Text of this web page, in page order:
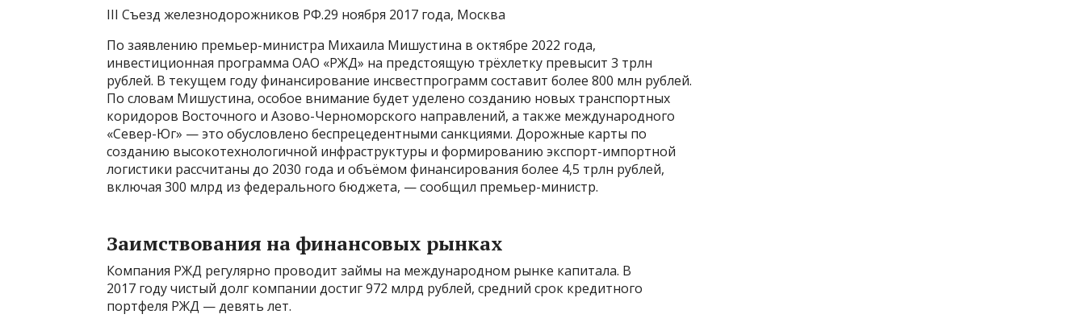
III Съезд железнодорожников РФ.29 ноября 2017 года, Москва
По заявлению премьер-министра Михаила Мишустина в октябре 2022 года,
инвестиционная программа ОАО «РЖД» на предстоящую трёхлетку превысит 3 трлн
рублей. В текущем году финансирование инсвестпрограмм составит более 800 млн рублей.
По словам Мишустина, особое внимание будет уделено созданию новых транспортных
коридоров Восточного и Азово-Черноморского направлений, а также международного
«Север-Юг» — это обусловлено беспрецедентными санкциями. Дорожные карты по
созданию высокотехнологичной инфраструктуры и формированию экспорт-импортной
логистики рассчитаны до 2030 года и объёмом финансирования более 4,5 трлн рублей,
включая 300 млрд из федерального бюджета, — сообщил премьер-министр.
Заимствования на финансовых рынках
Компания РЖД регулярно проводит займы на международном рынке капитала. В
2017 году чистый долг компании достиг 972 млрд рублей, средний срок кредитного
портфеля РЖД — девять лет.